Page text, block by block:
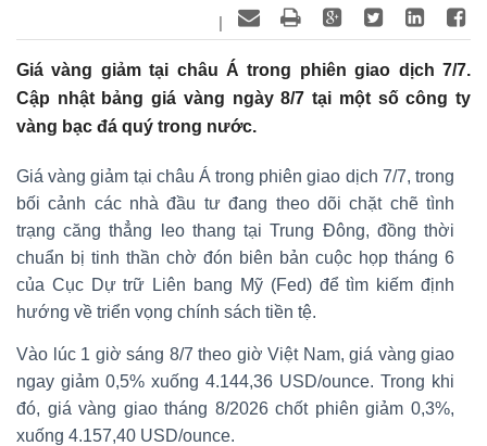
|
Giá vàng giảm tại châu Á trong phiên giao dịch 7/7.
Cập nhật bảng giá vàng ngày 8/7 tại một số công ty
vàng bạc đá quý trong nước.
Giá vàng giảm tại châu Á trong phiên giao dịch 7/7, trong
bối cảnh các nhà đầu tư đang theo dõi chặt chẽ tình
trạng căng thẳng leo thang tại Trung Đông, đồng thời
chuẩn bị tinh thần chờ đón biên bản cuộc họp tháng 6
của Cục Dự trữ Liên bang Mỹ (Fed) để tìm kiếm định
hướng về triển vọng chính sách tiền tệ.
Vào lúc 1 giờ sáng 8/7 theo giờ Việt Nam, giá vàng giao
ngay giảm 0,5% xuống 4.144,36 USD/ounce. Trong khi
đó, giá vàng giao tháng 8/2026 chốt phiên giảm 0,3%,
xuống 4.157,40 USD/ounce.